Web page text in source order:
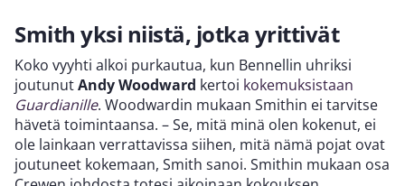
Smith yksi niistä, jotka yrittivät
Koko vyyhti alkoi purkautua, kun Bennellin uhriksi
joutunutAndy Woodward kertoi kokemuksistaan
Guardianille. Woodwardin mukaan Smithin ei tarvitse
hävetä toimintaansa. – Se, mitä minä olen kokenut, ei
ole lainkaan verrattavissa siihen, mitä nämä pojat ovat
joutuneet kokemaan, Smith sanoi. Smithin mukaan osa